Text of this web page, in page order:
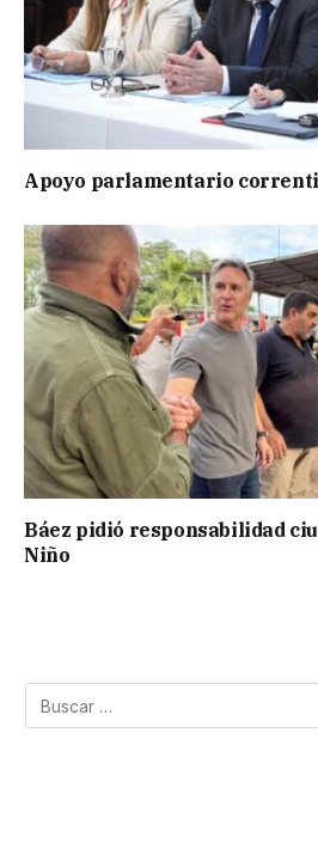
Apoyo parlamentario
Báez pidió responsabilidad
Niño